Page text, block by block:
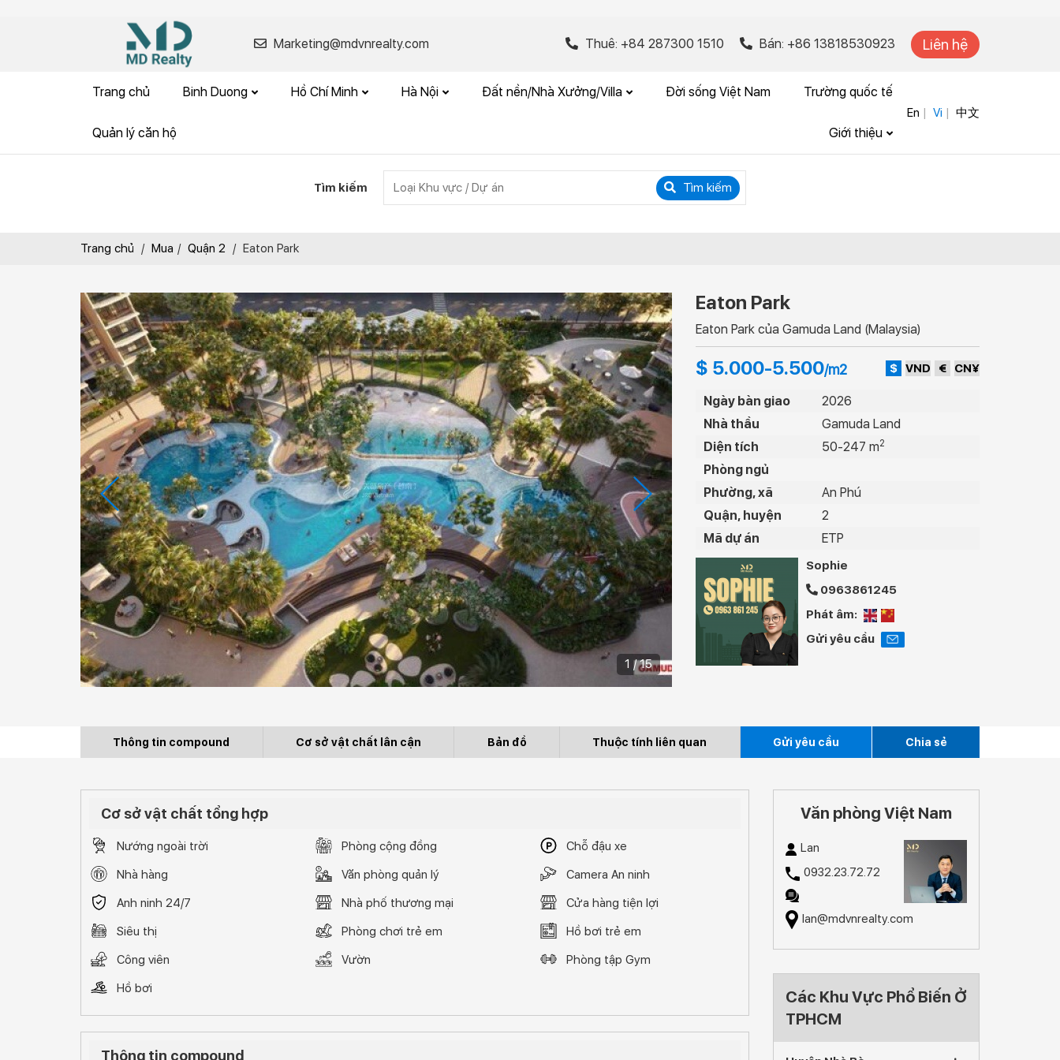
Marketing@mdvnrealty.com Thuê: +84 287300 1510 Bán: +86 13818530923 Liên hệ
Trang chủ Binh Duong Hồ Chí Minh Hà Nội Đất nền/Nhà Xưởng/Villa Đời sống Việt Nam Trường quốc tế
Quản lý căn hộ Giới thiệu
En Vi 中文
Tìm kiếm Tìm kiếm
Trang chủ / Mua / Quận 2 / Eaton Park
1 / 15
Eaton Park
Eaton Park của Gamuda Land (Malaysia)
$ 5.000-5.500/m2 $ VND € CN¥
Ngày bàn giao
2026
Nhà thầu
Gamuda Land
Diện tích
50-247 m2
Phòng ngủ
Phường, xã
An Phú
Quận, huyện
2
Mã dự án
ETP
Sophie
0963861245
Phát âm:
Gửi yêu cầu
Thông tin compound Cơ sở vật chất lân cận Bản đồ Thuộc tính liên quan Gửi yêu cầu Chia sẻ
Cơ sở vật chất tổng hợp
Nướng ngoài trời Phòng cộng đồng
Chỗ đậu xe
Nhà hàng
Văn phòng quản lý
Camera An ninh
Anh ninh 24/7
Nhà phố thương mại
Cửa hàng tiện lợi
Siêu thị
Phòng chơi trẻ em
Hồ bơi trẻ em
Công viên
Vườn
Phòng tập Gym
Hồ bơi
Thông tin compound
Văn phòng Việt Nam
Lan
0932.23.72.72
lan@mdvnrealty.com
Các Khu Vực Phổ Biến Ở
TPHCM